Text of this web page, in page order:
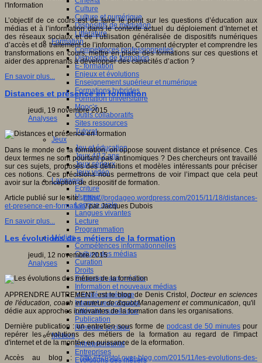
Culture
Culture et numérique
Dispositifs de médiation
Littérature
Formation
Compétences professionnelles
Dispositifs de formation
E- formation
Enjeux et évolutions
Enseignement supérieur et numérique
Formations hybrides
Formation universitaire
Mooc’s
Outils collaboratifs
Sites ressources
Tutorat
Jeux
Jeu et éducation
Jeux 4/12 ans
Jeux sérieux
Jeux vidéo
Langages
Ecriture
Humour
Langue orale
Langues vivantes
Lecture
Programmation
Médias
Compétences informationnelles
Culture des médias
Curation
Droits
Education aux médias
Information et nouveaux médias
Identité numérique
Internet responsable
Littératie numérique
Publication
Réseaux sociaux
Métiers
Entrepreneuriat
Entreprises
Evolutions des métiers
l'Information
L’objectif de ce cours est de faire le point sur les questions d’éducation aux
médias et à l’information dans le contexte actuel du déploiement d’Internet et
des réseaux sociaux et de l’utilisation généralisée de dispositifs numériques
d’accès et de traitement de l’information. Comment décrypter et comprendre les
transformations en cours, mettre en place des formations sur ces questions et
aider des apprenants à développer des capacités d’action ?
En savoir plus...
Distances et présence en formation
jeudi, 19 novembre 2015
Analyses
Dans le monde de la formation, on oppose souvent distance et présence. Ces
deux termes ne sont pourtant pas antinomiques ? Des chercheurs ont travaillé
sur ces sujets, proposés des définitions et modèles intéressants pour préciser
ces notions. Ces précisions nous permettrons de voir l’impact que cela peut
avoir sur la conception de dispositif de formation.
Article publié sur le site :https://prodageo.wordpress.com/2015/11/18/distances-
et-presence-en-formation/ par Jacques Dubois
En savoir plus...
Les évolutions des métiers de la formation
jeudi, 12 novembre 2015
Analyses
APPRENDRE AUTREMENT est le blog de Denis Cristol,Docteur en sciences
de l'éducation, coach et auteur de &quot;Management et communication, qu'il
dédie aux approches innovantes de la formation dans les organisations.
Dernière publication : un entretien sous forme de podcast de 50 minutespour
repérer les évolutions des métiers de la formation au regard de l'impact
d'internet et de la montée en puissance de la eformation.
Accès au blog :http://4cristol.over-blog.com/2015/11/les-evolutions-des-